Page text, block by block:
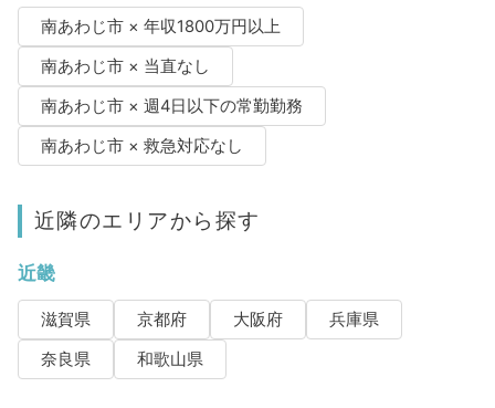
南あわじ市 × 年収1800万円以上
南あわじ市 × 当直なし
南あわじ市 × 週4日以下の常勤勤務
南あわじ市 × 救急対応なし
近隣のエリアから探す
近畿
滋賀県 京都府 大阪府
兵庫県
奈良県
和歌山県